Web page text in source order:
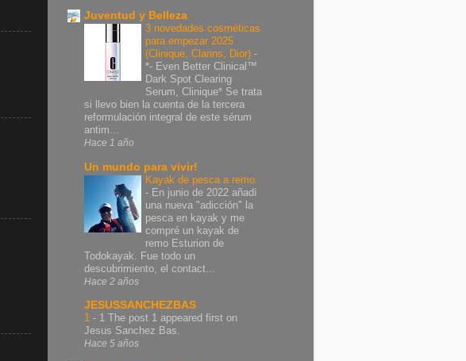
Juventud y Belleza
3 novedades cosméticas
para empezar 2025
(Clinique, Clarins, Dior) -
*- Even Better Clinical™
Dark Spot Clearing
Serum, Clinique* Se trata
si llevo bien la cuenta de la tercera
reformulación integral de este sérum
antim...
Hace 1 año
Un mundo para vivir!
Kayak de pesca a remo.
- En junio de 2022 añadí
una nueva "adicción" la
pesca en kayak y me
compré un kayak de
remo Esturion de
Todokayak. Fue todo un
descubrimiento, el contact...
Hace 2 años
JESUSSANCHEZBAS
1 - 1 The post 1 appeared first on
Jesus Sanchez Bas.
Hace 5 años